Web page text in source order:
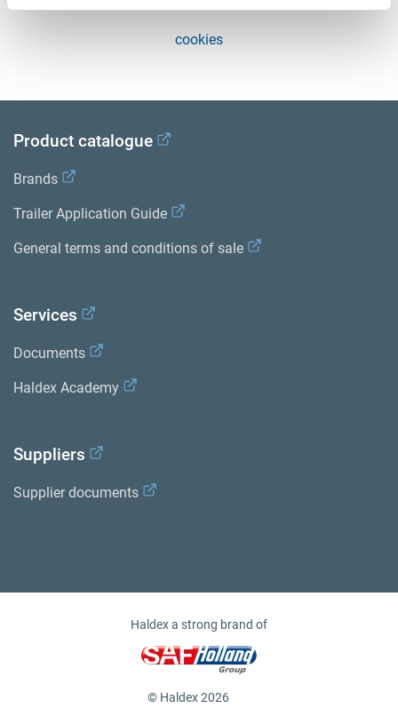
cookies
Product catalogue
Brands
Trailer Application Guide
General terms and conditions of sale
Services
Documents
Haldex Academy
Suppliers
Supplier documents
Haldex a strong brand of
© Haldex 2026